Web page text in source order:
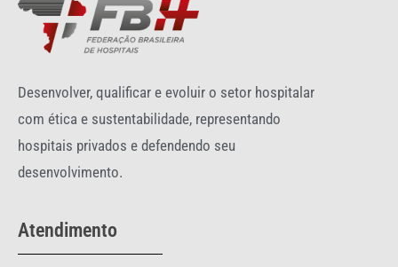
Desenvolver, qualificar e evoluir o setor hospitalar
com ética e sustentabilidade, representando
hospitais privados e defendendo seu
desenvolvimento.
Atendimento